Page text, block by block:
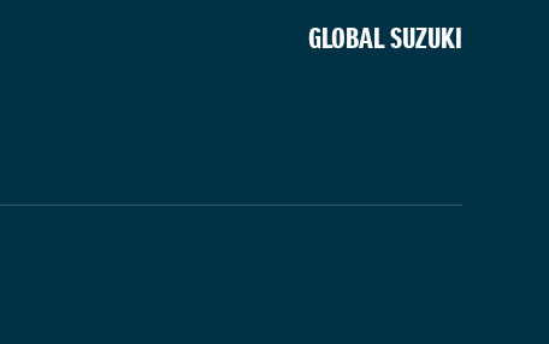
GLOBAL SUZUKI